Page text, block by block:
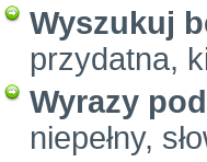
Wyszukuj
przydatna,
Wyrazy
niepełny,